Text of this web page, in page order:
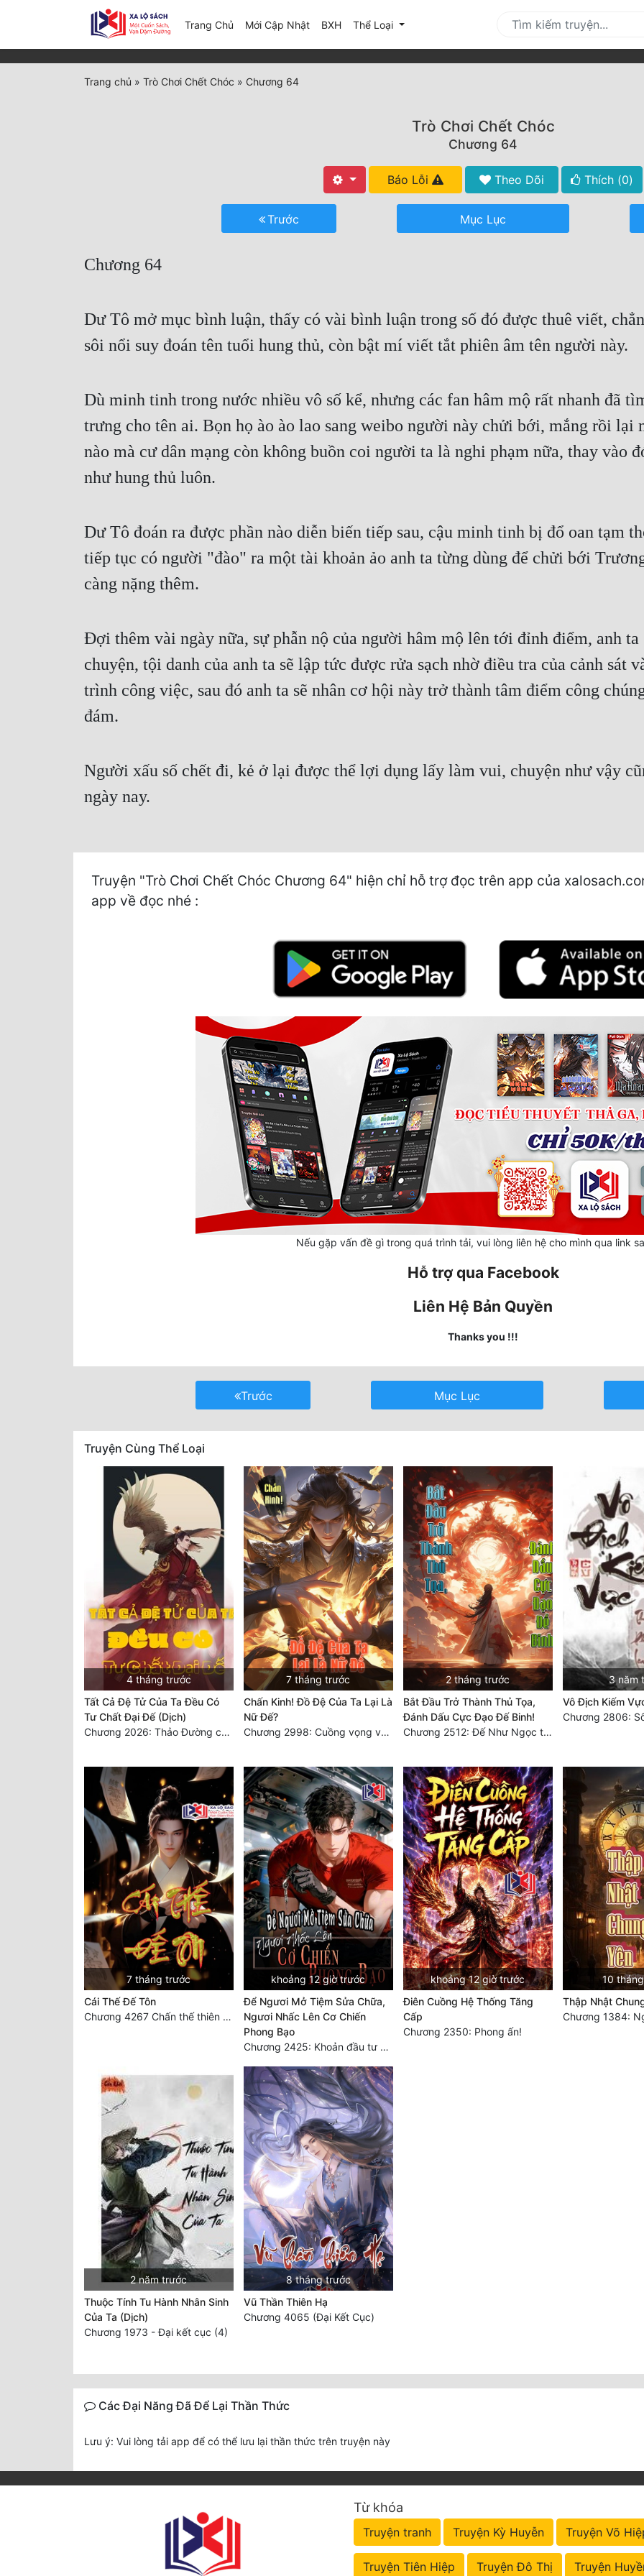
Trang Chủ Mới Cập Nhật(current)
BXH Thể Loại
Trang chủ » Trò Chơi Chết Chóc » Chương 64
Trò Chơi Chết Chóc
Chương 64
Báo Lỗi Theo Dõi Thích (0)
Trước Mục Lục
Chương 64
Dư Tô mở mục bình luận, thấy có vài bình luận trong số đó được thuê viết,
sôi nổi suy đoán tên tuổi hung thủ, còn bật mí viết tắt phiên âm tên người này.
Dù minh tinh trong nước nhiều vô số kể, nhưng các fan hâm mộ rất nhanh đã
trưng cho tên ai. Bọn họ ào ào lao sang weibo người này chửi bới, mắng rồi lại
nào mà cư dân mạng còn không buồn coi người ta là nghi phạm nữa, thay vào
như hung thủ luôn.
Dư Tô đoán ra được phần nào diễn biến tiếp sau, cậu minh tinh bị đổ oan tạm
tiếp tục có người "đào" ra một tài khoản ảo anh ta từng dùng để chửi bới
càng nặng thêm.
Đợi thêm vài ngày nữa, sự phẫn nộ của người hâm mộ lên tới đỉnh điểm, anh ta
chuyện, tội danh của anh ta sẽ lập tức được rửa sạch nhờ điều tra của cảnh sát
trình công việc, sau đó anh ta sẽ nhân cơ hội này trở thành tâm điểm công
đám.
Người xấu số chết đi, kẻ ở lại được thể lợi dụng lấy làm vui, chuyện như vậy
ngày nay.
Truyện "Trò Chơi Chết Chóc Chương 64" hiện chỉ hỗ trợ đọc trên app của
app về đọc nhé :
Nếu gặp vấn đề gì trong quá trình tải, vui lòng liên hệ cho mình qua link
Hỗ trợ qua Facebook
Liên Hệ Bản Quyền
Thanks you !!!
Trước Mục Lục
Truyện Cùng Thể Loại
4 tháng trước
Tất Cả Đệ Tử Của Ta Đều Có
Tư Chất Đại Đế (Dịch)
Chương 2026: Thảo Đường chi mê, xanh thẳm tinh cầu
7 tháng trước
Chấn Kinh! Đồ Đệ Của Ta Lại Là
Nữ Đế?
Chương 2998: Cuồng vọng vốn liếng
2 tháng trước
Bắt Đầu Trở Thành Thủ Tọa,
Đánh Dấu Cực Đạo Đế Binh!
Chương 2512: Đế Như Ngọc thỉnh cầu
3 năm
Vô Địch Kiếm
7 tháng trước
Cái Thế Đế Tôn
Chương 4267 Chấn thế thiên quan (đại kết cục)
khoảng 12 giờ trước
Để Ngươi Mở Tiệm Sửa Chữa,
Ngươi Nhấc Lên Cơ Chiến
Phong Bạo
Chương 2425: Khoản đầu tư của Tượng Chủ!! Nỗi nghi hoặc của Tô Bạch!
khoảng 12 giờ trước
Điên Cuồng Hệ Thống Tăng
Cấp
Chương 2350: Phong ấn!
10
Thập Nhật
2 năm trước
Thuộc Tính Tu Hành Nhân Sinh
Của Ta (Dịch)
Chương 1973 - Đại kết cục (4)
8 tháng trước
Vũ Thần Thiên Hạ
Chương 4065 (Đại Kết Cục)
Các Đại Năng Đã Để Lại Thần Thức
Lưu ý: Vui lòng tải app để có thể lưu lại thần thức trên truyện này
Từ khóa
Truyện tranh Truyện Kỳ Huyễn Truyện Võ
Truyện Tiên Hiệp Truyện Đô Thị Truyện